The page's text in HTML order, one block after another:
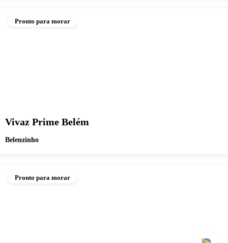
Pronto para morar
Vivaz Prime Belém
Belenzinho
Pronto para morar